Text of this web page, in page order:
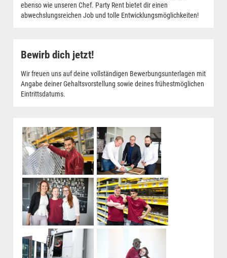
ebenso wie unseren Chef. Party Rent bietet dir einen
abwechslungsreichen Job und tolle Entwicklungsmöglichkeiten!
Bewirb dich jetzt!
Wir freuen uns auf deine vollständigen Bewerbungsunterlagen mit
Angabe deiner Gehaltsvorstellung sowie deines frühestmöglichen
Eintrittsdatums.